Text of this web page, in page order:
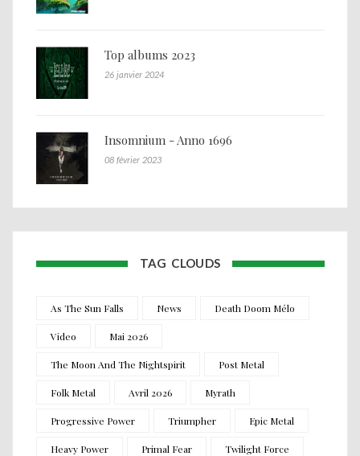
Top albums 2023
26 janvier 2024
Insomnium - Anno 1696
08 février 2023
TAG CLOUDS
As The Sun Falls News Death Doom Mélo
Video Mai 2026
The Moon And The Nightspirit Post Metal
Folk Metal Avril 2026 Myrath
Progressive Power Triumpher Epic Metal
Heavy Power Primal Fear Twilight Force